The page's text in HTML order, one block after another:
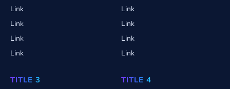
Link
Link
Link
Link
Link
Link
Link
Link
TITLE 3 TITLE 4